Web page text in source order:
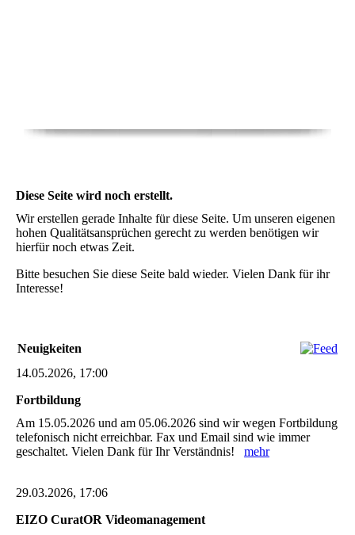
Diese Seite wird noch erstellt.
Wir erstellen gerade Inhalte für diese Seite. Um unseren eigenen
hohen Qualitätsansprüchen gerecht zu werden benötigen wir
hierfür noch etwas Zeit.
Bitte besuchen Sie diese Seite bald wieder. Vielen Dank für ihr
Interesse!
Neuigkeiten
14.05.2026, 17:00
Fortbildung
Am 15.05.2026 und am 05.06.2026 sind wir wegen Fortbildung
telefonisch nicht erreichbar. Fax und Email sind wie immer
geschaltet. Vielen Dank für Ihr Verständnis! mehr
29.03.2026, 17:06
EIZO CuratOR Videomanagement